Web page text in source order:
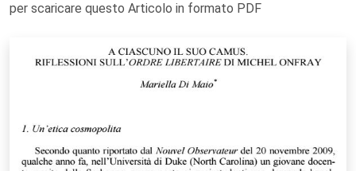
per scaricare questo Articolo in formato PDF